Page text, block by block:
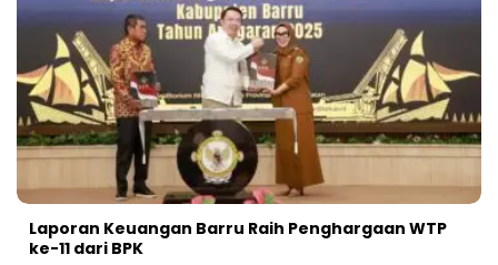
Laporan Keuangan Barru Raih Penghargaan WTP
ke-11 dari BPK